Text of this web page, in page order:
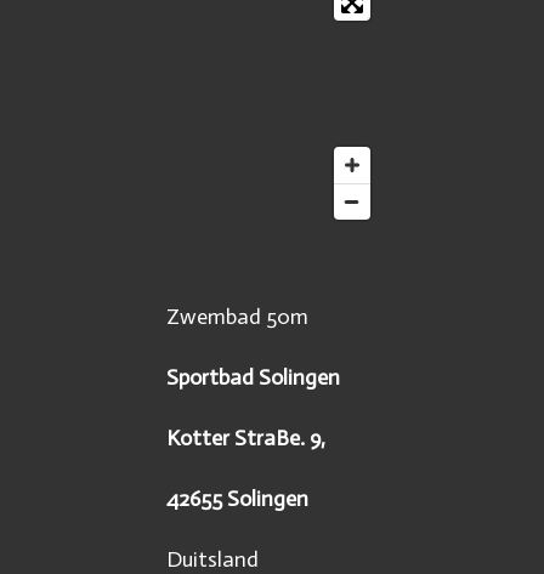
Zwembad 50m
Sportbad Solingen
Kotter StraBe. 9,
42655 Solingen
Duitsland